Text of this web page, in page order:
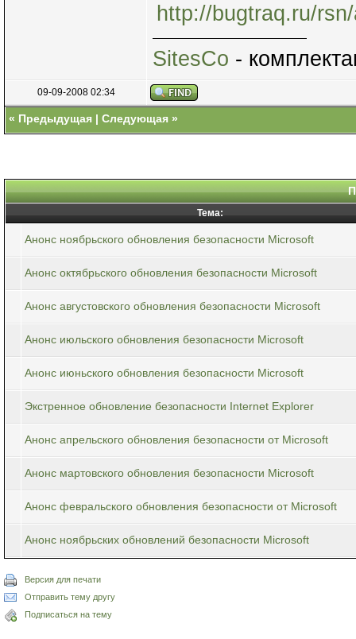
http://bugtraq.ru/
SitesCo -
09-09-2008 02:34
« Предыдущая | Следующая »
Тема:
Анонс ноябрьского обновления безопасности Microsoft
Анонс октябрьского обновления безопасности Microsoft
Анонс августовского обновления безопасности Microsoft
Анонс июльского обновления безопасности Microsoft
Анонс июньского обновления безопасности Microsoft
Экстренное обновление безопасности Internet Explorer
Анонс апрельского обновления безопасности от Microsoft
Анонс мартовского обновления безопасности Microsoft
Анонс февральского обновления безопасности от Microsoft
Анонс ноябрьских обновлений безопасности Microsoft
Версия для печати
Отправить тему другу
Подписаться на тему